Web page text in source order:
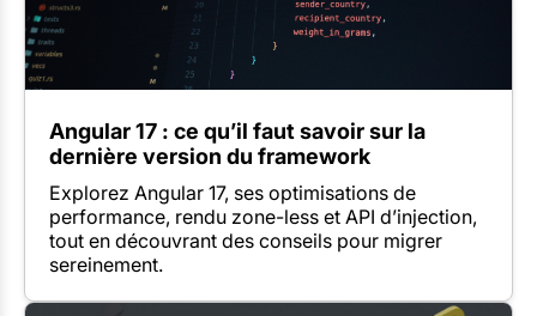
Angular 17 : ce qu’il faut savoir sur la
dernière version du framework
Explorez Angular 17, ses optimisations de
performance, rendu zone-less et API d’injection,
tout en découvrant des conseils pour migrer
sereinement.